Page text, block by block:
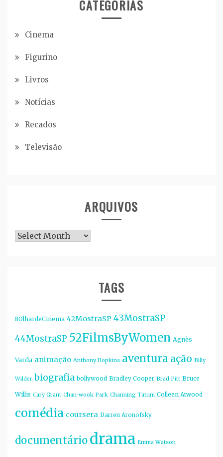
CATEGORIAS
Cinema
Figurino
Livros
Notícias
Recados
Televisão
ARQUIVOS
Arquivos
TAGS
8OlhardeCinema 42MostraSP 43MostraSP
44MostraSP 52FilmsByWomen Agnès
Varda animação Anthony Hopkins aventura ação Billy
Wilder biografia bollywood Bradley Cooper Brad Pitt Bruce
Willis Cary Grant Chan-wook Park Channing Tatum Colleen Atwood
comédia coursera Darren Aronofsky
documentáriodrama Emma Watson